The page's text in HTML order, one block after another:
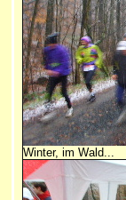
Winter, im Wald...